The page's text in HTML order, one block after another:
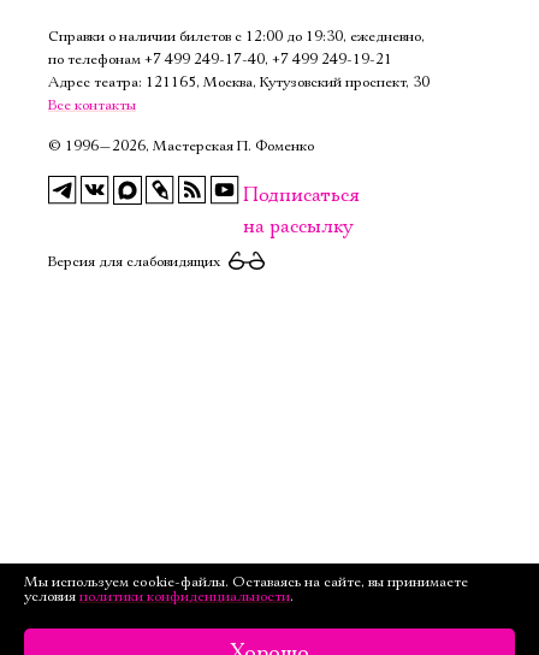
Справки о наличии билетов с 12:00 до 19:30, ежедневно,
по телефонам +7 499 249‑17‑40, +7 499 249‑19‑21
Адрес театра: 121165, Москва, Кутузовский проспект, 30
Все контакты
© 1996—2026, Мастерская П. Фоменко
Подписаться
на рассылку
Версия для слабовидящих
Мы используем cookie-файлы. Оставаясь на сайте, вы принимаете
условия политики конфиденциальности.